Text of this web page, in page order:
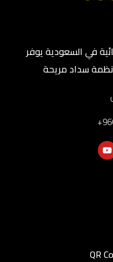
في السعودية يوفر
سداد مريحة